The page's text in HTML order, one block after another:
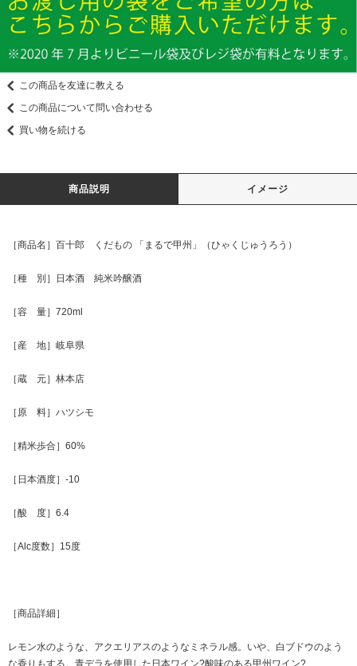
この商品を友達に教える
この商品について問い合わせる
買い物を続ける
商品説明 イメージ
［商品名］百十郎 くだもの 「まるで甲州」（ひゃくじゅうろう）
［種 別］日本酒 純米吟醸酒
［容 量］720ml
［産 地］岐阜県
［蔵 元］林本店
［原 料］ハツシモ
［精米歩合］60%
［日本酒度］-10
［酸 度］6.4
［Alc度数］15度
［商品詳細］
レモン水のような、アクエリアスのようなミネラル感。いや、白ブドウのよう
な香りもする。青デラを使用した日本ワイン?酸味のある甲州ワイン?